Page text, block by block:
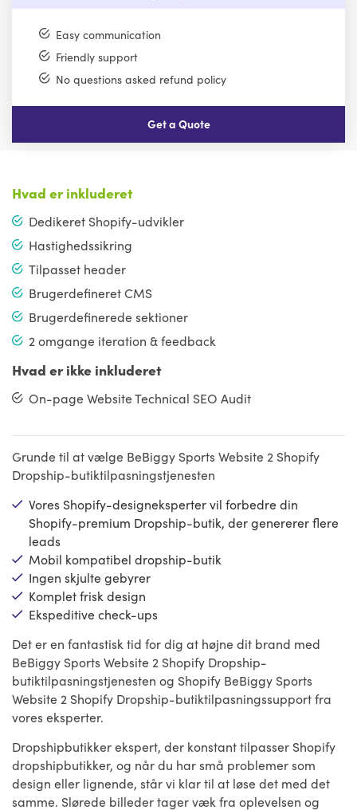
Easy communication
Friendly support
No questions asked refund policy
Get a Quote
Hvad er inkluderet
Dedikeret Shopify-udvikler
Hastighedssikring
Tilpasset header
Brugerdefineret CMS
Brugerdefinerede sektioner
2 omgange iteration & feedback
Hvad er ikke inkluderet
On-page Website Technical SEO Audit
Grunde til at vælge BeBiggy Sports Website 2 Shopify
Dropship-butiktilpasningstjenesten
Vores Shopify-designeksperter vil forbedre din
Shopify-premium Dropship-butik, der genererer flere
leads
Mobil kompatibel dropship-butik
Ingen skjulte gebyrer
Komplet frisk design
Ekspeditive check-ups
Det er en fantastisk tid for dig at højne dit brand med
BeBiggy Sports Website 2 Shopify Dropship-
butiktilpasningstjenesten og Shopify BeBiggy Sports
Website 2 Shopify Dropship-butiktilpasningssupport fra
vores eksperter.
Dropshipbutikker ekspert, der konstant tilpasser Shopify
dropshipbutikker, og når du har små problemer som
design eller lignende, står vi klar til at løse det med det
samme. Slørede billeder tager væk fra oplevelsen og